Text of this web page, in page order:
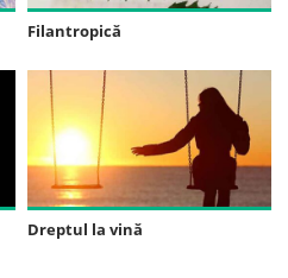
Filantropică
Dreptul la vină